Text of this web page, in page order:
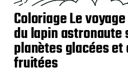
Coloriage Le
du lapin astronaute
planètes glacées